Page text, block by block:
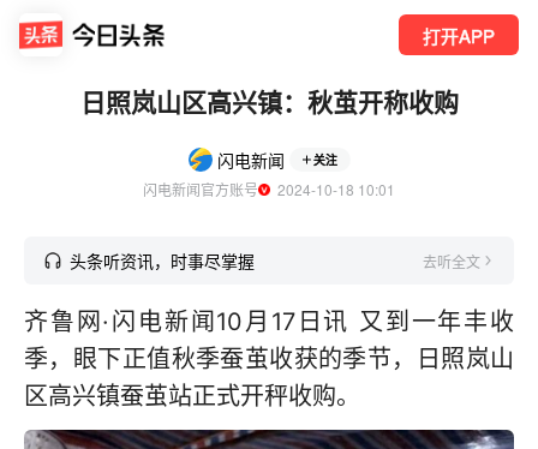
打开APP
日照岚山区高兴镇：秋茧开称收购
闪电新闻 关注
闪电新闻官方账号
  2024-10-18 10:01
头条听资讯，时事尽掌握 去听全文
齐鲁网·闪电新闻10月17日讯 又到一年丰收
季，眼下正值秋季蚕茧收获的季节，日照岚山
区高兴镇蚕茧站正式开秤收购。